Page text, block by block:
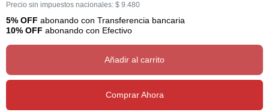
Precio sin impuestos nacionales: $ 9.480
5% OFF abonando con Transferencia bancaria
10% OFF abonando con Efectivo
Añadir al carrito
Comprar Ahora